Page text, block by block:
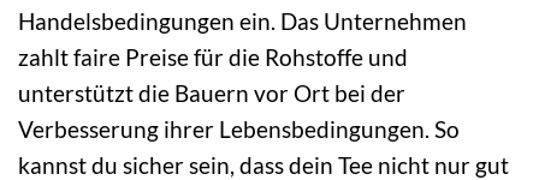
Handelsbedingungen ein. Das Unternehmen
zahlt faire Preise für die Rohstoffe und
unterstützt die Bauern vor Ort bei der
Verbesserung ihrer Lebensbedingungen. So
kannst du sicher sein, dass dein Tee nicht nur gut